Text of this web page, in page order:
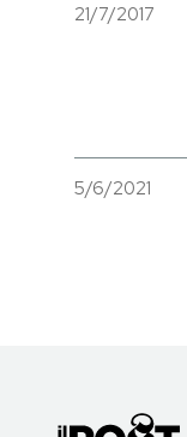
21/7/2017
5/6/2021